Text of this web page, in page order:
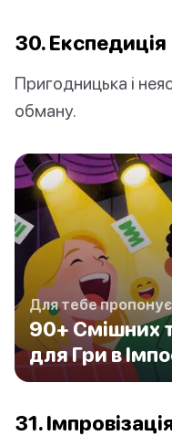
30. Експедиція
Пригодницька і
обману.
Для тебе
90+ Смішних
для Гри в
31.